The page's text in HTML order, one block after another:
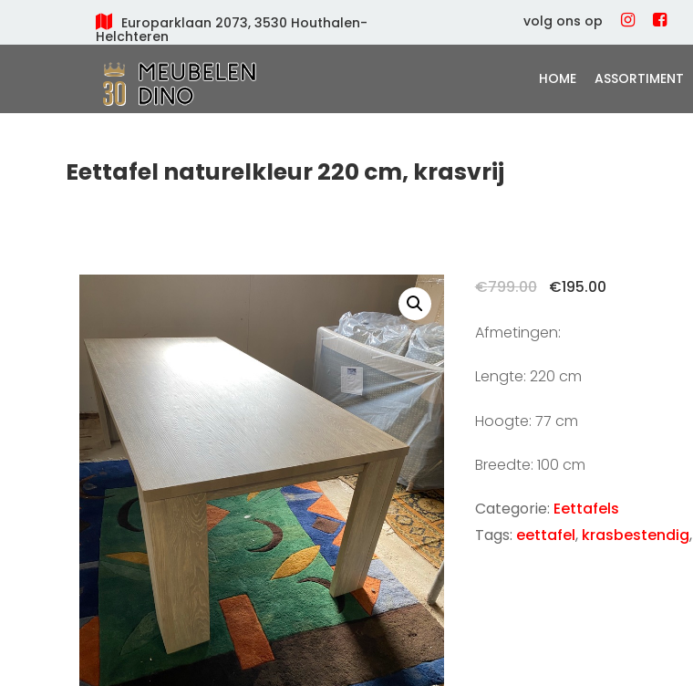
Europarklaan 2073, 3530 Houthalen-
Helchteren
volg ons op
HOME ASSORTIMENT
Eettafel naturelkleur 220 cm, krasvrij
€799.00
Oorspronkelijke
was:
€195.00
Afmetingen:
Lengte: 220 cm
Hoogte: 77 cm
Breedte: 100 cm
Categorie: Eettafels
Tags: eettafel, krasbestendig,